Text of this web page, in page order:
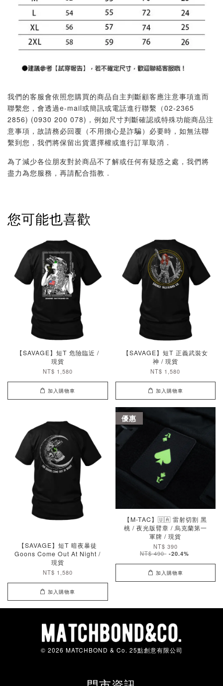
我們的客服會依照您購買的商品自主判斷顧客應注意事項進而
聯繫您，會透過e-mail或簡訊或電話進行聯繫（02-2365
2856) (0930 200 078)，例如尺寸判斷確認或特殊功能商品注
意事項，故請務必回覆（不用擔心是詐騙）必要時，如無法聯
繫到您，我們將保留出貨選擇權或進行訂單取消．
為了減少各位朋友對於商品不了解或任何有疑惑之處，我們將
盡力為您服務，再請配合指教．
您可能也喜歡
【SAVAGE】短T 危險臨近 /
現貨
NT$ 1,580
加入購物車
【SAVAGE】短T 正義武裝女
神 / 現貨
NT$ 1,580
加入購物車
【SAVAGE】短T 暗夜暴徒
Goons Come Out At Night /
現貨
NT$ 1,580
加入購物車
優惠
【M-TAC】🇺🇦 雷射切割 黑
桃 / 夜光版臂章 / 烏克蘭第一
軍牌 / 現貨
NT$ 390
NT$ 490 -20.4%
加入購物車
© 2026 MATCHBOND & Co. 25點創意有限公司